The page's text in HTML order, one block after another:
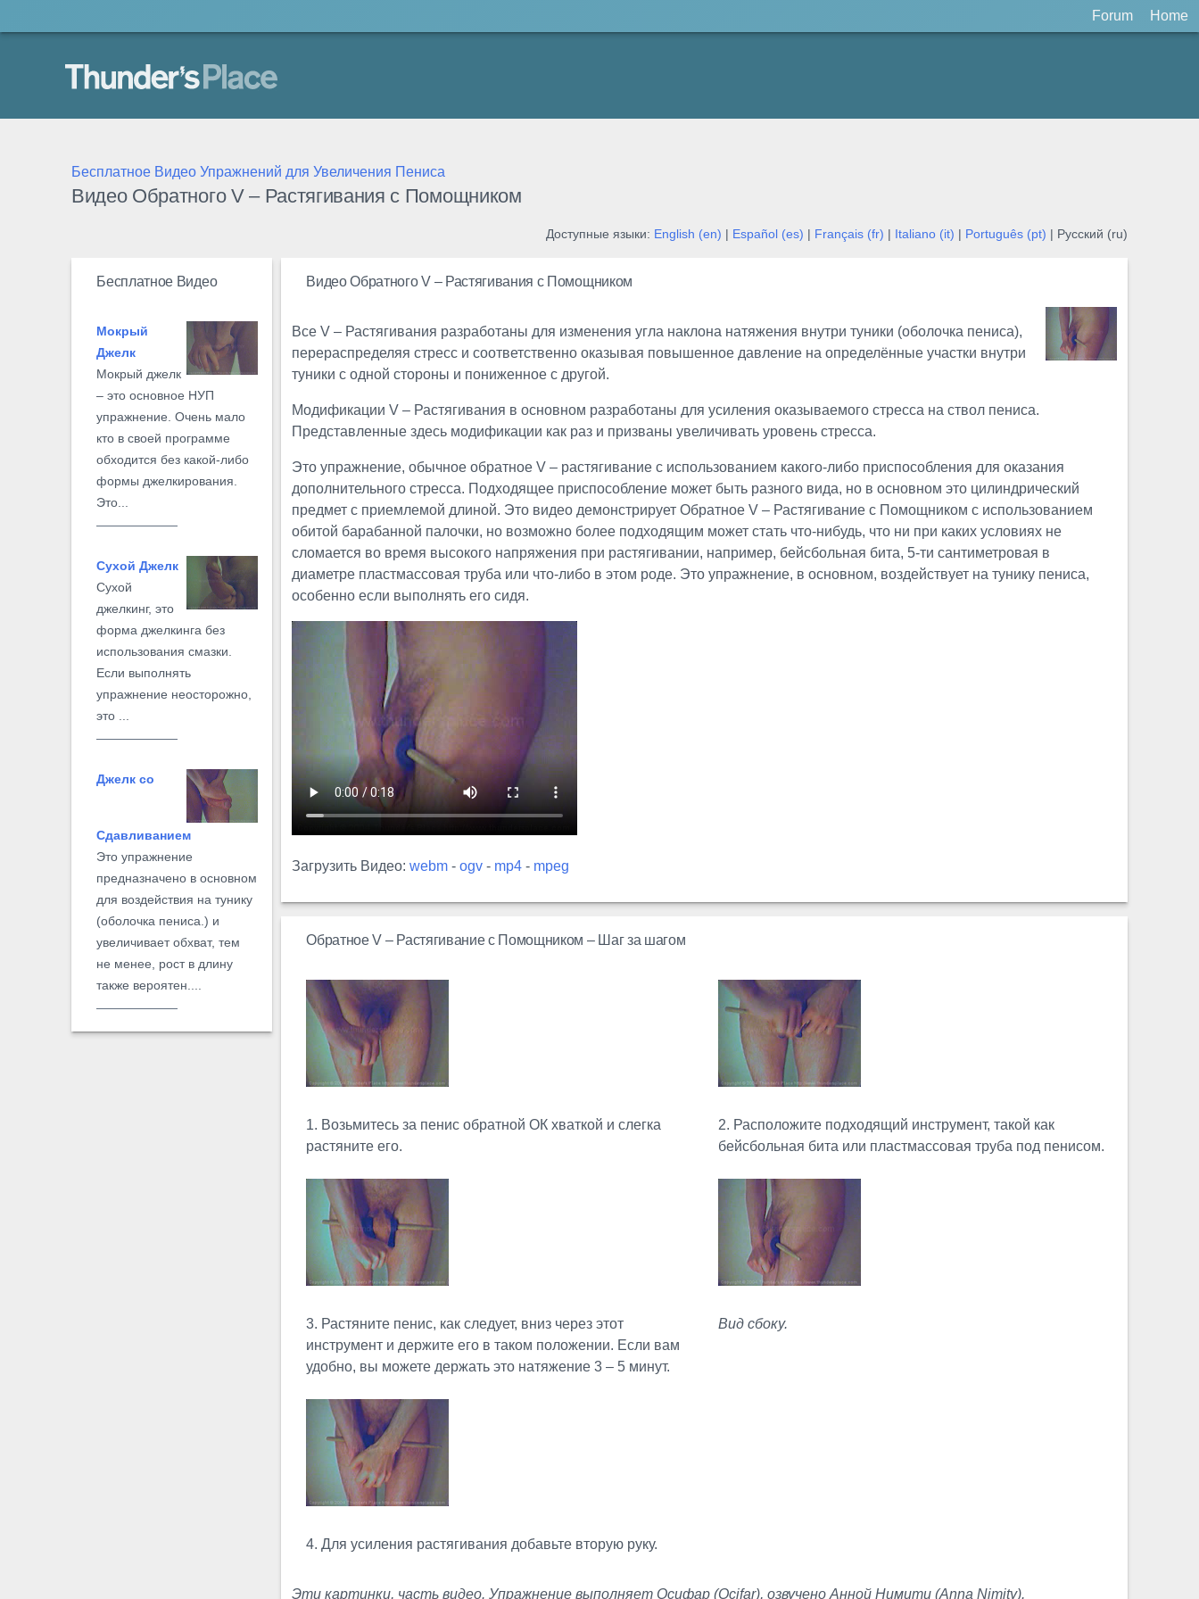
Thunder's Place
Бесплатное Видео Упражнений для Увеличения Пениса
Видео Обратного V – Растягивания с Помощником
Доступные языки: English (en) Español (es) Français (fr) Italiano (it) Português (pt) | Русский (ru)
Бесплатное Видео
Мокрый
Джелк
Мокрый джелк
– это основное НУП
упражнение. Очень мало
кто в своей программе
обходится без какой-либо
формы джелкирования.
Это...
Сухой Джелк
Сухой
джелкинг, это
форма джелкинга без
использования смазки.
Если выполнять
упражнение неосторожно,
это ...
Джелк со
Сдавливанием
Это упражнение
предназначено в основном
для воздействия на тунику
(оболочка пениса.) и
увеличивает обхват, тем
не менее, рост в длину
также вероятен....
Видео Обратного V – Растягивания с Помощником
Все V – Растягивания разработаны для изменения угла наклона натяжения внутри туники (оболочка пениса),
перераспределяя стресс и соответственно оказывая повышенное давление на определённые участки внутри
туники с одной стороны и пониженное с другой.
Модификации V – Растягивания в основном разработаны для усиления оказываемого стресса на ствол пениса.
Представленные здесь модификации как раз и призваны увеличивать уровень стресса.
Это упражнение, обычное обратное V – растягивание с использованием какого-либо приспособления для оказания
дополнительного стресса. Подходящее приспособление может быть разного вида, но в основном это цилиндрический
предмет с приемлемой длиной. Это видео демонстрирует Обратное V – Растягивание с Помощником с использованием
обитой барабанной палочки, но возможно более подходящим может стать что-нибудь, что ни при каких условиях не
сломается во время высокого напряжения при растягивании, например, бейсбольная бита, 5-ти сантиметровая в
диаметре пластмассовая труба или что-либо в этом роде. Это упражнение, в основном, воздействует на тунику пениса,
особенно если выполнять его сидя.
Загрузить Видео:webm -ogv - mp4 - mpeg
Обратное V – Растягивание с Помощником – Шаг за шагом
1. Возьмитесь за пенис обратной ОК хваткой и слегка
растяните его.
2. Расположите подходящий инструмент, такой как
бейсбольная бита или пластмассовая труба под пенисом.
3. Растяните пенис, как следует, вниз через этот
инструмент и держите его в таком положении. Если вам
удобно, вы можете держать это натяжение 3 – 5 минут.
Вид сбоку.
4. Для усиления растягивания добавьте вторую руку.
Эти картинки, часть видео. Упражнение выполняет Осифар (Ocifar), озвучено Анной Нимити (Anna Nimity).
Forum Home